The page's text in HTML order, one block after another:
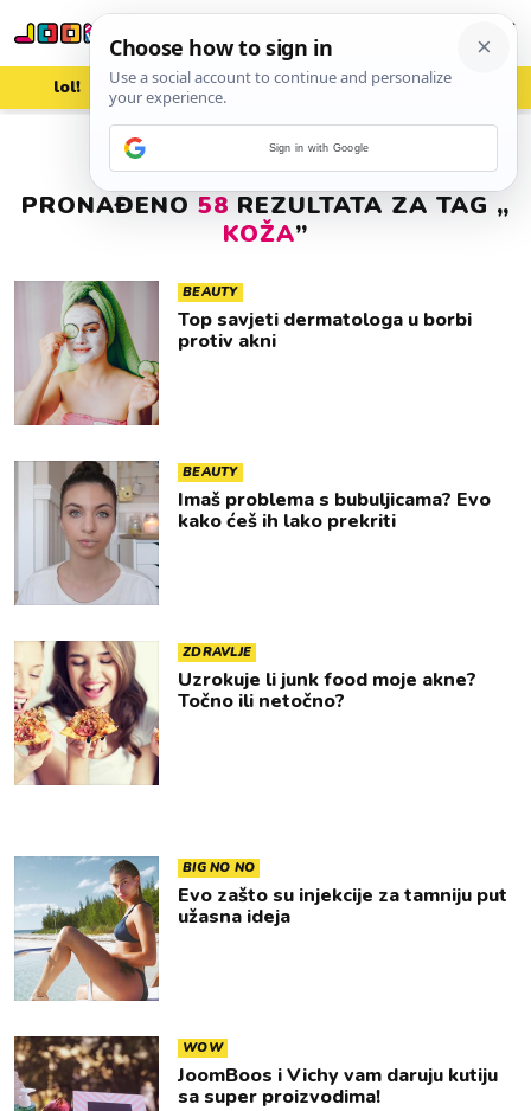
lol! aww vrh! woot?!
PRONAĐENO 58 REZULTATA ZA TAG „
KOŽA”
BEAUTY
Top savjeti dermatologa u borbi
protiv akni
BEAUTY
Imaš problema s bubuljicama? Evo
kako ćeš ih lako prekriti
ZDRAVLJE
Uzrokuje li junk food moje akne?
Točno ili netočno?
BIG NO NO
Evo zašto su injekcije za tamniju put
užasna ideja
WOW
JoomBoos i Vichy vam daruju kutiju
sa super proizvodima!
Sign in with Google